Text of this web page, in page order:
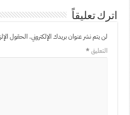
اترك تعليقاً
لن يتم نشر عنوان بريدك الإلكتروني. الحقول
التعليق*